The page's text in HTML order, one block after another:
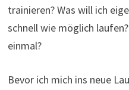
trainieren? Was will ich
schnell wie möglich
einmal?
Bevor ich mich ins neue